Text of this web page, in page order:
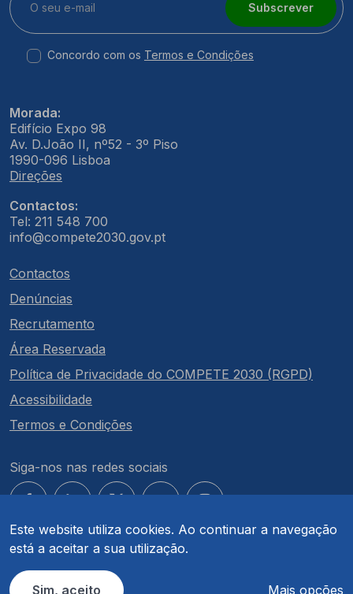
Este website utiliza cookies. Ao continuar a navegação
está a aceitar a sua utilização.
Sim, aceito Mais opções
Subscrever
Concordo com os Termos e Condições
Morada:
Edifício Expo 98
Av. D.João II, nº52 - 3º Piso
1990-096 Lisboa
Direções
Contactos:
Tel: 211 548 700
info@compete2030.gov.pt
Contactos
Denúncias
Recrutamento
Área Reservada
Política de Privacidade do COMPETE 2030 (RGPD)
Acessibilidade
Termos e Condições
Siga-nos nas redes sociais
© COMPETE 2030. Todos os direitos reservados.